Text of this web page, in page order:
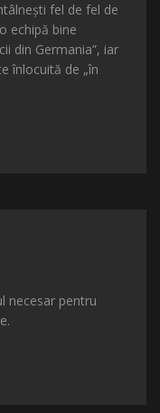
fel de fel de
echipă bine
din Germania”, iar
înlocuită de „în
necesar pentru